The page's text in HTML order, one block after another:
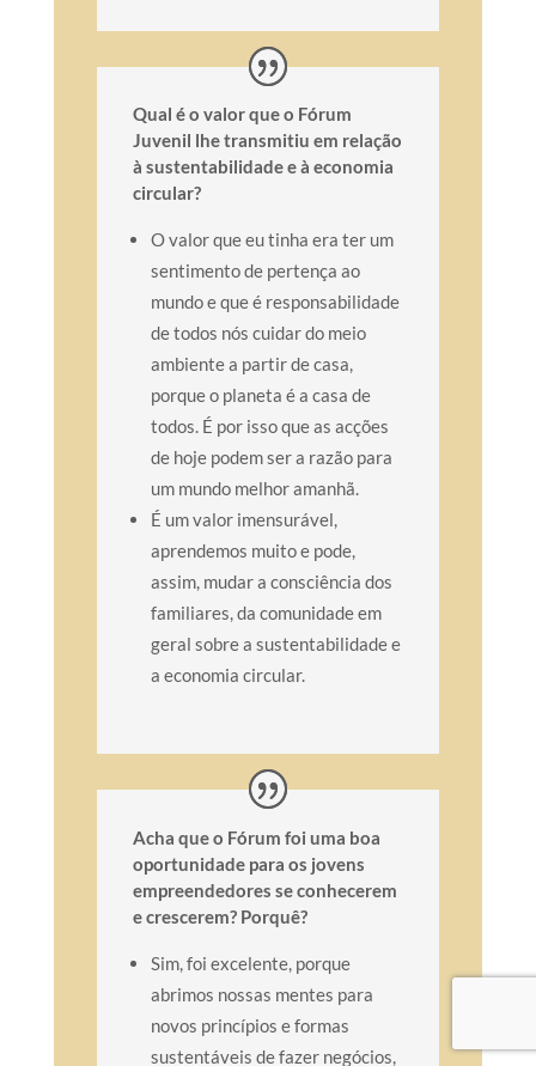
Qual é o valor que o Fórum
Juvenil lhe transmitiu em relação
à sustentabilidade e à economia
circular?
O valor que eu tinha era ter um
sentimento de pertença ao
mundo e que é responsabilidade
de todos nós cuidar do meio
ambiente a partir de casa,
porque o planeta é a casa de
todos. É por isso que as acções
de hoje podem ser a razão para
um mundo melhor amanhã.
É um valor imensurável,
aprendemos muito e pode,
assim, mudar a consciência dos
familiares, da comunidade em
geral sobre a sustentabilidade e
a economia circular.
Acha que o Fórum foi uma boa
oportunidade para os jovens
empreendedores se conhecerem
e crescerem? Porquê?
Sim, foi excelente, porque
abrimos nossas mentes para
novos princípios e formas
sustentáveis de fazer negócios,